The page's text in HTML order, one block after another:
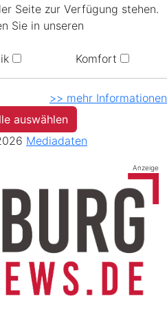
Seite zur Verfügung stehen.
Sie in unseren
Komfort
>> mehr Informationen
auswählen
Mediadaten
Anzeige